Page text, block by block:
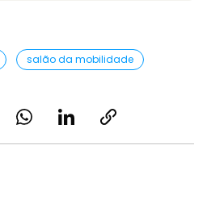
salão da mobilidade